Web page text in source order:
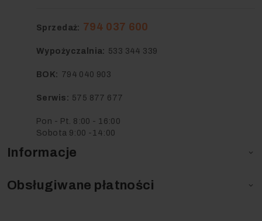
Informacje 
Obsługiwane płatności 
Sprzedaż: 794 037 600
Wypożyczalnia: 533 344 339
BOK: 794 040 903
Serwis: 575 877 677
Pon - Pt. 8:00 - 16:00
Sobota 9:00 -14:00